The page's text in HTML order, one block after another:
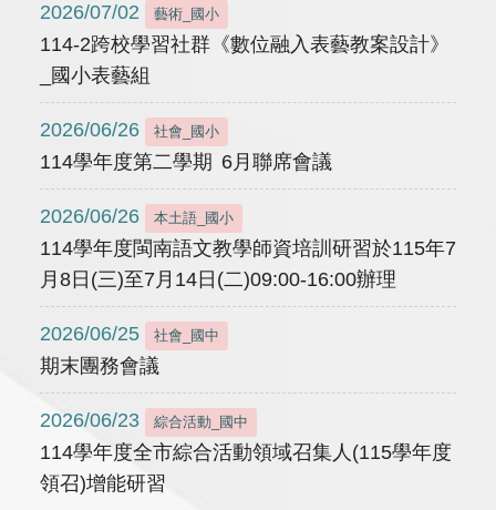
2026/07/02 藝術_國小
114-2跨校學習社群《數位融入表藝教案設計》
_國小表藝組
2026/06/26 社會_國小
114學年度第二學期 6月聯席會議
2026/06/26 本土語_國小
114學年度閩南語文教學師資培訓研習於115年7
月8日(三)至7月14日(二)09:00-16:00辦理
2026/06/25 社會_國中
期末團務會議
2026/06/23 綜合活動_國中
114學年度全市綜合活動領域召集人(115學年度
領召)增能研習